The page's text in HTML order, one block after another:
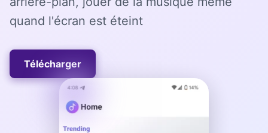
quand l'écran est éteint
Télécharger